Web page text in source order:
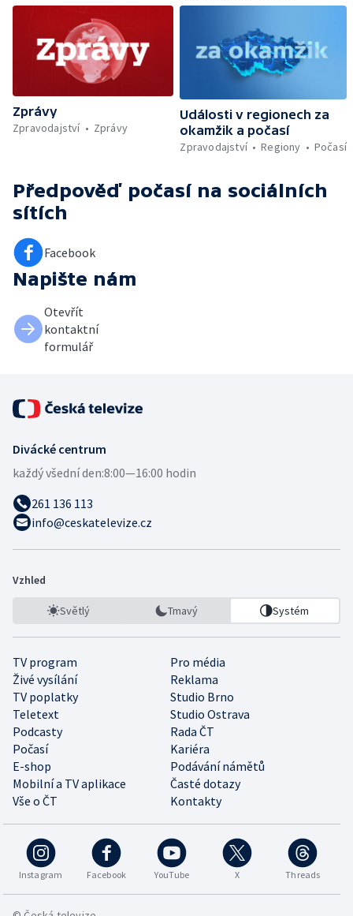
Zprávy
Zpravodajství
Zprávy
Události v regionech za
okamžik a počasí
Zpravodajství
Regiony Počasí
Předpověď počasí na sociálních
sítích
Facebook
Napište nám
Otevřít
kontaktní
formulář
Divácké centrum
každý všední den:8:00—16:00 hodin
261 136 113
info@ceskatelevize.cz
Vzhled
Světlý Tmavý Systém
TV program
Pro média
Živé vysílání
Reklama
TV poplatky
Studio Brno
Teletext
Studio Ostrava
Podcasty
Rada ČT
Počasí
Kariéra
E-shop
Podávání námětů
Mobilní a TV aplikace
Časté dotazy
Vše o ČT
Kontakty
Instagram Facebook YouTube X Threads